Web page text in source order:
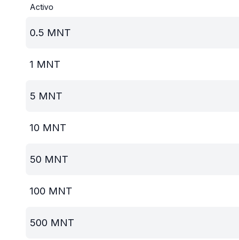
Activo
0.5 MNT
1 MNT
5 MNT
10 MNT
50 MNT
100 MNT
500 MNT